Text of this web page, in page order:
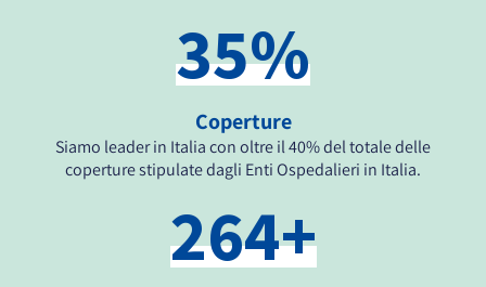
35%
Coperture
Siamo leader in Italia con oltre il 40% del totale delle
coperture stipulate dagli Enti Ospedalieri in Italia.
264+